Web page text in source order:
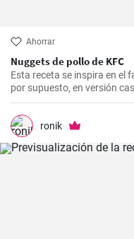
Ahorrar
Nuggets de pollo de KFC
Esta receta se inspira en el
por supuesto, en versión
añade el sabor original.
ronik